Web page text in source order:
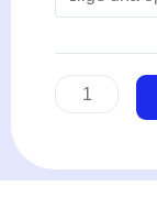
Coris)